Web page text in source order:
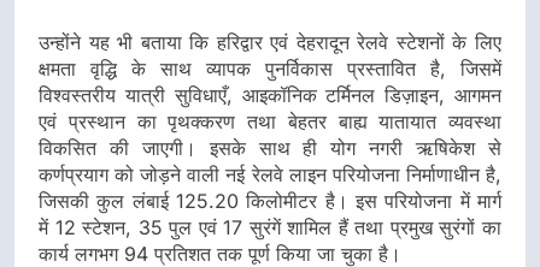
उन्होंने यह भी बताया कि हरिद्वार एवं देहरादून रेलवे स्टेशनों के लिए
क्षमता वृद्धि के साथ व्यापक पुनर्विकास प्रस्तावित है, जिसमें
विश्वस्तरीय यात्री सुविधाएँ, आइकॉनिक टर्मिनल डिज़ाइन, आगमन
एवं प्रस्थान का पृथक्करण तथा बेहतर बाह्य यातायात व्यवस्था
विकसित की जाएगी। इसके साथ ही योग नगरी ऋषिकेश से
कर्णप्रयाग को जोड़ने वाली नई रेलवे लाइन परियोजना निर्माणाधीन है,
जिसकी कुल लंबाई 125.20 किलोमीटर है। इस परियोजना में मार्ग
में 12 स्टेशन, 35 पुल एवं 17 सुरंगें शामिल हैं तथा प्रमुख सुरंगों का
कार्य लगभग 94 प्रतिशत तक पूर्ण किया जा चुका है।